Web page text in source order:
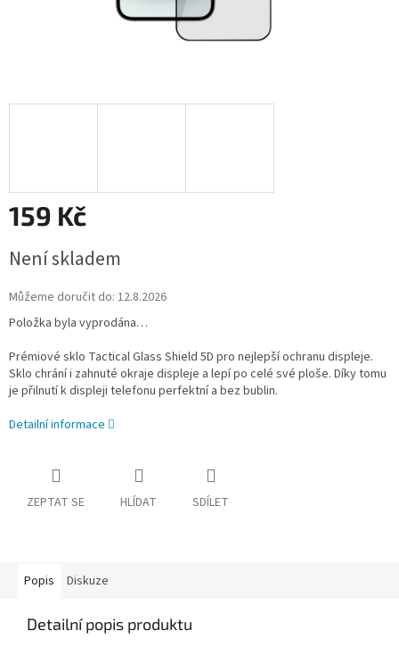
159 Kč
cena:
Není skladem
Můžeme doručit do: 12.8.2026
Položka byla vyprodána…
Prémiové sklo Tactical Glass Shield 5D pro nejlepší ochranu displeje.
Sklo chrání i zahnuté okraje displeje a lepí po celé své ploše. Díky tomu
je přilnutí k displeji telefonu perfektní a bez bublin.
Detailní informace
ZEPTAT SE HLÍDAT SDÍLET
Popis Diskuze
Detailní popis produktu